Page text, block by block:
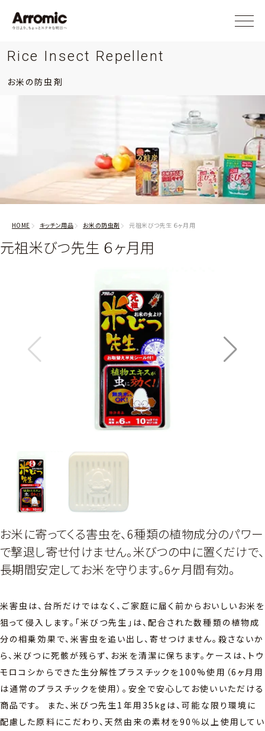
Rice Insect Repellent
お米の防虫剤
HOME キッチン用品 お米の防虫剤 元祖米びつ先生 ６ヶ月用
元祖米びつ先生 ６ヶ月用
お米に寄ってくる害虫を、6種類の植物成分のパワー
で撃退し寄せ付けません。米びつの中に置くだけで、
長期間安定してお米を守ります。6ヶ月間有効。
米害虫は、台所だけではなく、ご家庭に届く前からおいしいお米を
狙って侵入します。「米びつ先生」は、配合された数種類の植物成
分の相乗効果で、米害虫を追い出し、寄せつけません。殺さないか
ら、米びつに死骸が残らず、お米を清潔に保ちます。ケースは、トウ
モロコシからできた生分解性プラスチックを100%使用（6ヶ月用
は通常のプラスチックを使用）。安全で安心してお使いいただける
商品です。 また、米びつ先生1年用35kgは、可能な限り環境に
配慮した原料にこだわり、天然由来の素材を90％以上使用してい